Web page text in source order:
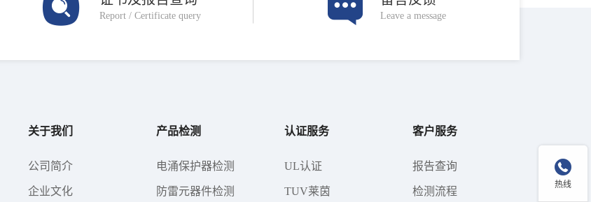
Report / Certificate query Leave a message
关于我们
公司简介
企业文化
产品检测
电涌保护器检测
防雷元器件检测
认证服务
UL认证
TUV莱茵
客户服务
报告查询
检测流程

热线